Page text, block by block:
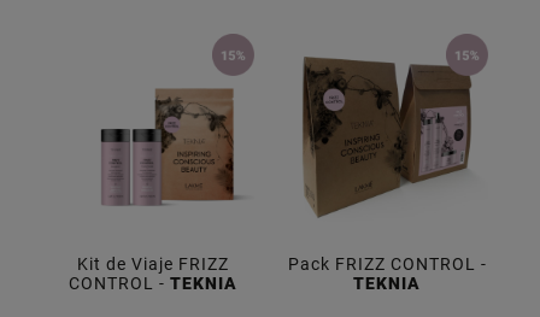
Kit de Viaje FRIZZ
CONTROL - TEKNIA
Pack FRIZZ CONTROL -
TEKNIA